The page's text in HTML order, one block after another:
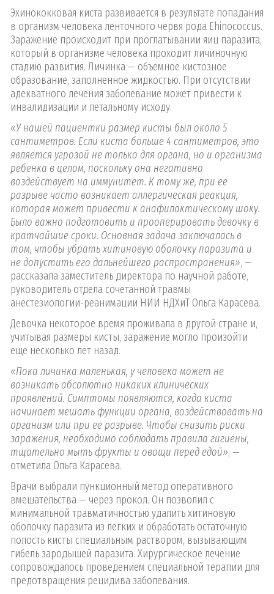
Эхинококковая киста развивается в результате попадания
в организм человека ленточного червя рода Ehinococcus.
Заражение происходит при проглатывании яиц паразита,
который в организме человека проходит личиночную
стадию развития. Личинка — объемное кистозное
образование, заполненное жидкостью. При отсутствии
адекватного лечения заболевание может привести к
инвалидизации и летальному исходу.
«У нашей пациентки размер кисты был около 5
сантиметров. Если киста больше 4 сантиметров, это
является угрозой не только для органа, но и организма
ребенка в целом, поскольку она негативно
воздействует на иммунитет. К тому же, при ее
разрыве часто возникает аллергическая реакция,
которая может привести к анафилактическому шоку.
Было важно подготовить и прооперировать девочку в
кратчайшие сроки. Основная задача заключалась в
том, чтобы убрать хитиновую оболочку паразита и
не допустить его дальнейшего распространения», —
рассказала заместитель директора по научной работе,
руководитель отдела сочетанной травмы
анестезиологии-реанимации НИИ НДХиТ Ольга Карасева.
Девочка некоторое время проживала в другой стране и,
учитывая размеры кисты, заражение могло произойти
еще несколько лет назад.
«Пока личинка маленькая, у человека может не
возникать абсолютно никаких клинических
проявлений. Симптомы появляются, когда киста
начинает мешать функции органа, воздействовать на
организм или при ее разрыве. Чтобы снизить риски
заражения, необходимо соблюдать правила гигиены,
тщательно мыть фрукты и овощи перед едой», —
отметила Ольга Карасёва.
Врачи выбрали пункционный метод оперативного
вмешательства — через прокол. Он позволил с
минимальной травматичностью удалить хитиновую
оболочку паразита из легких и обработать остаточную
полость кисты специальным раствором, вызывающим
гибель зародышей паразита. Хирургическое лечение
сопровождалось проведением специальной терапии для
предотвращения рецидива заболевания.